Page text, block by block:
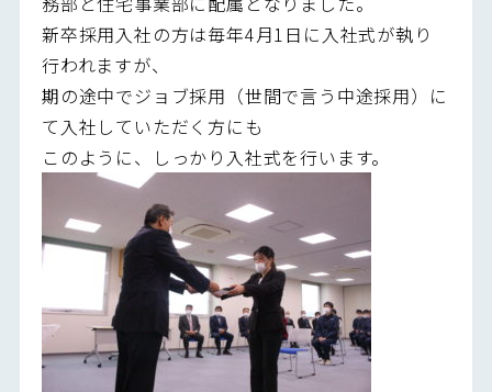
新卒採用入社の方は毎年4月1日に入社式が執り
行われますが、
期の途中でジョブ採用（世間で言う中途採用）に
て入社していただく方にも
このように、しっかり入社式を行います。